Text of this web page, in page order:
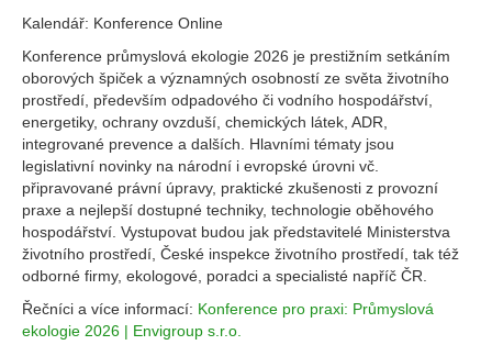
Kalendář: Konference Online
Konference průmyslová ekologie 2026 je prestižním setkáním
oborových špiček a významných osobností ze světa životního
prostředí, především odpadového či vodního hospodářství,
energetiky, ochrany ovzduší, chemických látek, ADR,
integrované prevence a dalších. Hlavními tématy jsou
legislativní novinky na národní i evropské úrovni vč.
připravované právní úpravy, praktické zkušenosti z provozní
praxe a nejlepší dostupné techniky, technologie oběhového
hospodářství. Vystupovat budou jak představitelé Ministerstva
životního prostředí, České inspekce životního prostředí, tak též
odborné firmy, ekologové, poradci a specialisté napříč ČR.
Řečníci a více informací: Konference pro praxi: Průmyslová
ekologie 2026 | Envigroup s.r.o.